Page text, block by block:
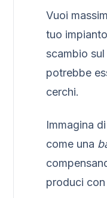
Vuoi
tuo
scambio
potrebbe
cerchi.
Immagina
come una
produci